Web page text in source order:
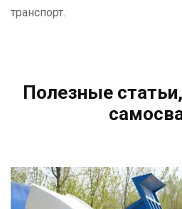
транспорт.
Полезные